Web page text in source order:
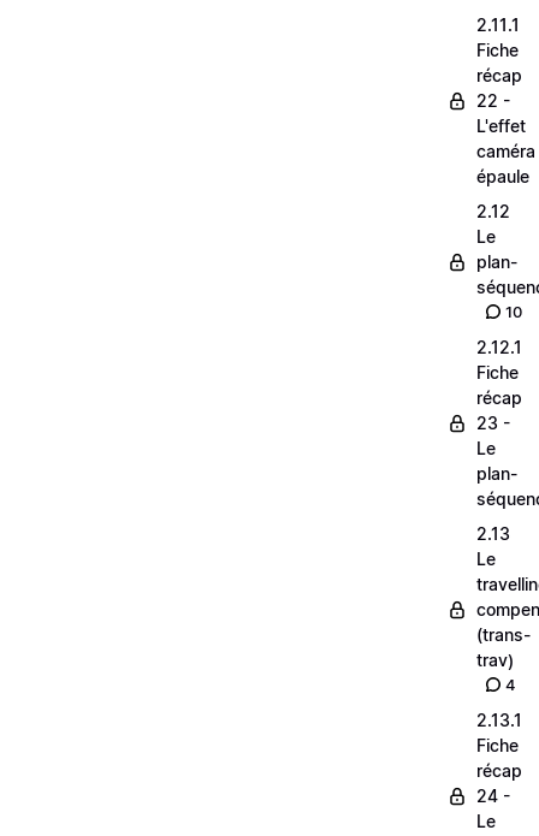
2.11.1
Fiche
récap
22 -
L'effet
caméra
épaule
2.12
Le
plan-
10
2.12.1
Fiche
récap
23 -
Le
plan-
2.13
Le
(trans-
trav)
4
2.13.1
Fiche
récap
24 -
Le